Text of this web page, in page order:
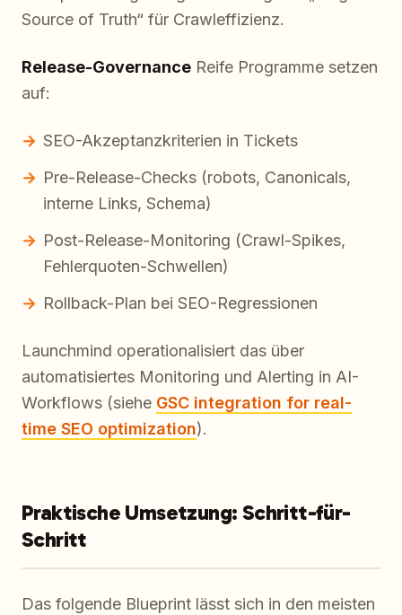
Source of Truth“ für Crawleffizienz.
Release-Governance Reife Programme setzen
auf:
SEO-Akzeptanzkriterien in Tickets
Pre-Release-Checks (robots, Canonicals,
interne Links, Schema)
Post-Release-Monitoring (Crawl-Spikes,
Fehlerquoten-Schwellen)
Rollback-Plan bei SEO-Regressionen
Launchmind operationalisiert das über
automatisiertes Monitoring und Alerting in AI-
Workflows (siehe GSC integration for real-
time SEO optimization).
Praktische Umsetzung: Schritt-für-
Schritt
Das folgende Blueprint lässt sich in den meisten